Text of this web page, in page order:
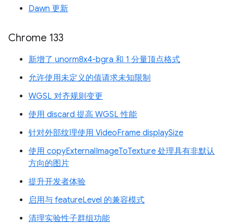
Dawn 更新
Chrome 133
新增了 unorm8x4-bgra 和 1 分量顶点格式
允许使用未定义的值请求未知限制
WGSL 对齐规则变更
使用 discard 提高 WGSL 性能
针对外部纹理使用 VideoFrame displaySize
使用 copyExternalImageToTexture 处理具有非默认
方向的图片
提升开发者体验
启用与 featureLevel 的兼容模式
清理实验性子群组功能